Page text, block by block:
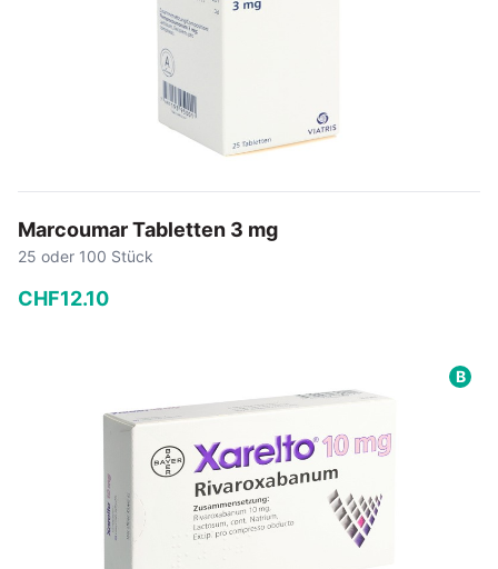
Marcoumar Tabletten 3 mg
25 oder 100 Stück
CHF12.10
In den Warenkorb
B